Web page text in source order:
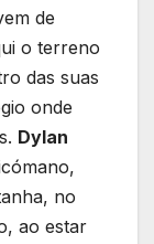
de
o terreno
das suas
onde
Dylan
no
ao estar